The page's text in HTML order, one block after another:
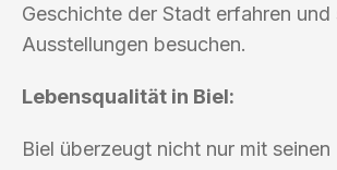
Geschichte der Stadt erfahren und
Ausstellungen besuchen.
Lebensqualität in Biel:
Biel überzeugt nicht nur mit seinen